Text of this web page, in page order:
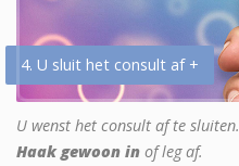
4. U sluit het consult af +
U wenst het consult af te sluiten.
Haak gewoon in of leg af.